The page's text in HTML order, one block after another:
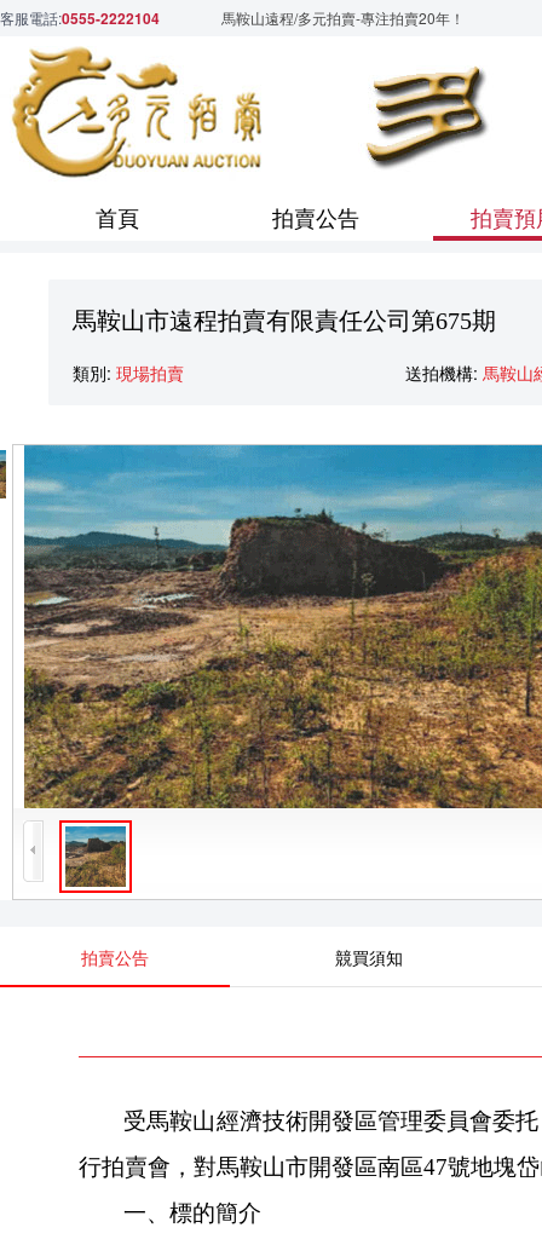
客服電話:0555-2222104 馬鞍山遠程/多元拍賣-專注拍賣20年！
首頁 拍賣公告 拍賣
馬鞍山市遠程拍賣有限責任公司第675期
類別: 現場拍賣 送拍機構: 馬鞍山
拍賣公告 競買須知
受馬鞍山經濟技術開發區管理委員會委托
行拍賣會，對馬鞍山市開發區南區47號地塊岱
一、標的簡介